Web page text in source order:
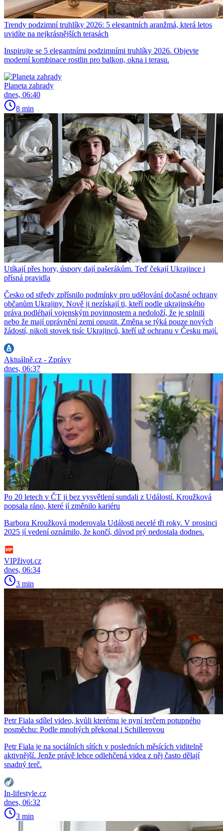
Trendy podzimní truhlíky 2026: 5 elegantních aranžmá, která letos
uvidíte na nejkrásnějších terasách
Inspirujte se 5 elegantními podzimními truhlíky 2026. Objevte
moderní kombinace rostlin pro balkon, okna i terasu.
Planeta zahrady
dnes, 06:40
8 min
Utíkají přes hory, úspory dají pašerákům. Teď čekají Ukrajince i
přísná pravidla
Česko od středy zpřísnilo podmínky pro udělování dočasné ochrany
občanům Ukrajiny. Nově ji nezískají ti, kteří podle ukrajinského
práva podléhají vojenským povinnostem a nedoloží, že je splnili
nebo že mají oprávnění zemi opustit. Změna se týká pouze nových
žádostí, nikoli stovek tisíc Ukrajinců, kteří už ochranu v Česku mají.
Aktuálně.cz - Zprávy
dnes, 06:37
Po 20 letech v ČT ji bez vysvětlení sundali z Událostí. Kroužková
popsala ráno, které jí změnilo kariéru
Barbora Kroužková moderovala Události necelé tři roky. V prosinci
2025 jí vedení oznámilo, že končí, důvod prý nedostala dodnes.
VIPživot.cz
dnes, 06:34
3 min
Petr Fiala sdílel video, kvůli kterému je nyní terčem potupného
posměchu: Podle mnohých překonal i Schillerovou
Petr Fiala je na sociálních sítích v posledních měsících viditelně
aktivnější. Jenže právě lehce odlehčená videa z něj často dělají
snadný terč.
In-lifestyle.cz
dnes, 06:32
3 min